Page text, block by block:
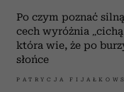
Po czym poznać
cech wyróżnia
która wie, że po
słońce
PATRYCJA